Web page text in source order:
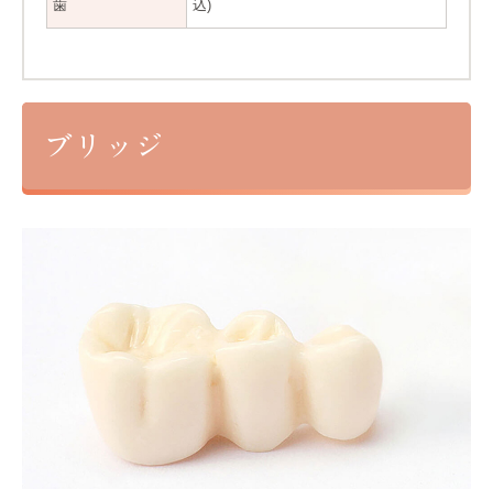
歯
込)
ブリッジ